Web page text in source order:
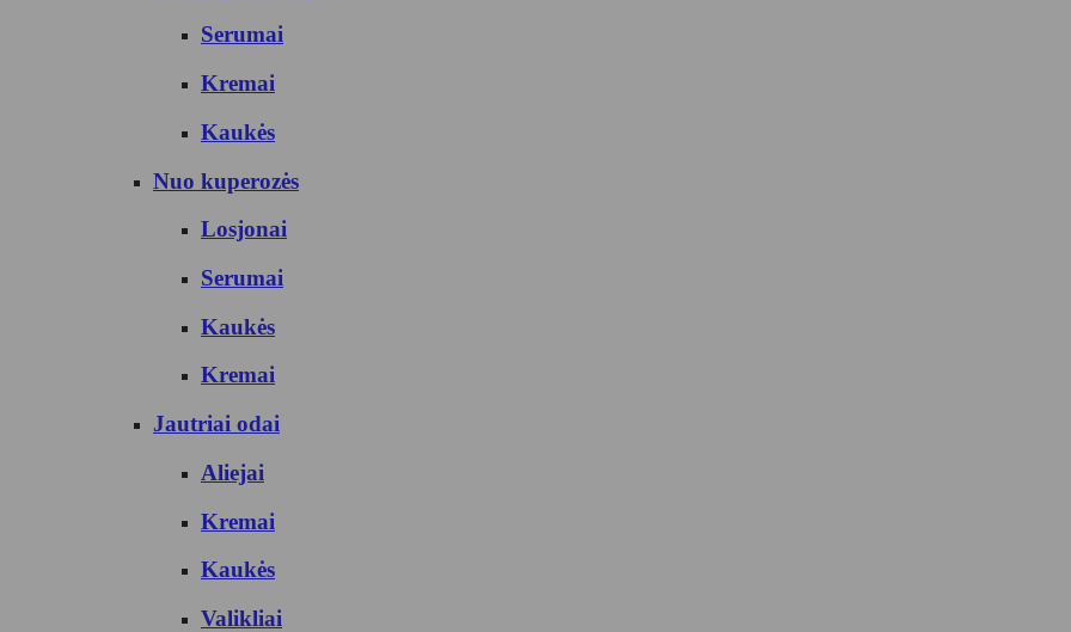
Serumai
Kremai
Kaukės
Nuo kuperozės
Losjonai
Serumai
Kaukės
Kremai
Jautriai odai
Aliejai
Kremai
Kaukės
Valikliai